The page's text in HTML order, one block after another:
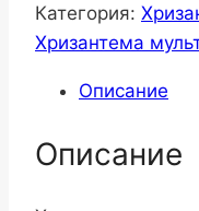
Категория:
Хризантема
Описание
Описание